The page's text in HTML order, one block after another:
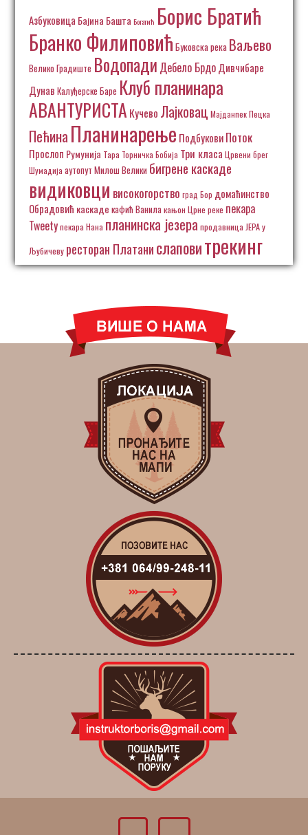
Азбуковица Бајина Башта Богатић Борис Братић
Бранко Филиповић Буковска река Ваљево
Велико Градиште Водопади Дебело БрдоДивчибаре
Дунав Калуђерске Баре Клуб планинара
АВАНТУРИСТА Кучево Лајковац Мајданпек Пецка
Пећина Планинарење ПодбуковиПоток
Прослоп Румунија Тара Торничка Бобија Три класа Црвени брег
Шумадија аутопут Милош Велики бигрене каскаде
видиковци високогорство град Бор домаћинство
Обрадовић каскаде кафић Ванилакањон Црне реке пекара
Tweetyпекара Нана планинска језера продавница ЈЕРА у
Љубичеву ресторан Платанислаповитрекинг